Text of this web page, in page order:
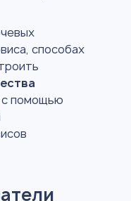
способах
с помощью